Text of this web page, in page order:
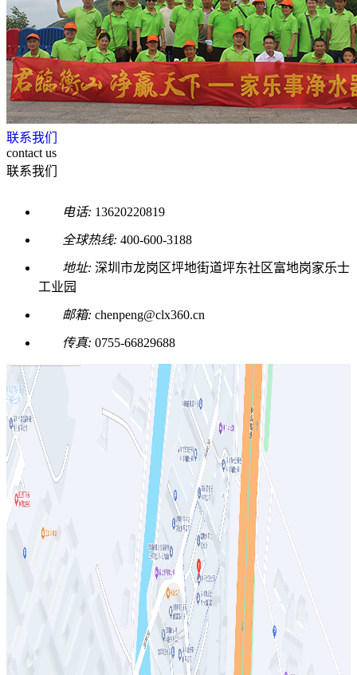
联系我们
contact us
联系我们
电话: 13620220819
全球热线: 400-600-3188
地址: 深圳市龙岗区坪地街道坪东社区富地岗家乐士
工业园
邮箱: chenpeng@clx360.cn
传真: 0755-66829688